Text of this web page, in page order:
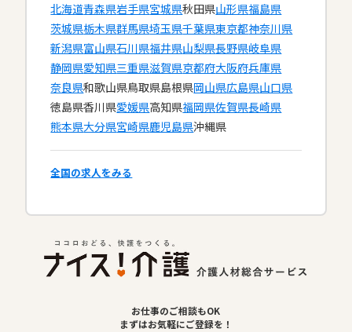
北海道青森県岩手県宮城県秋田県山形県福島県
茨城県栃木県群馬県埼玉県千葉県東京都神奈川県
新潟県富山県石川県福井県山梨県長野県岐阜県
静岡県愛知県三重県滋賀県京都府大阪府兵庫県
奈良県和歌山県鳥取県島根県岡山県広島県山口県
徳島県香川県愛媛県高知県福岡県佐賀県長崎県
熊本県大分県宮崎県鹿児島県沖縄県
全国の求人をみる
お仕事のご相談もOK
まずはお気軽にご登録を！